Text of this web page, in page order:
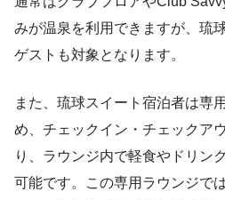
みが温泉を利用できますが、琉
ゲストも対象となります。
また、琉球スイート宿泊者は専
め、チェックイン・チェックア
り、ラウンジ内で軽食やドリン
可能です。この専用ラウンジで